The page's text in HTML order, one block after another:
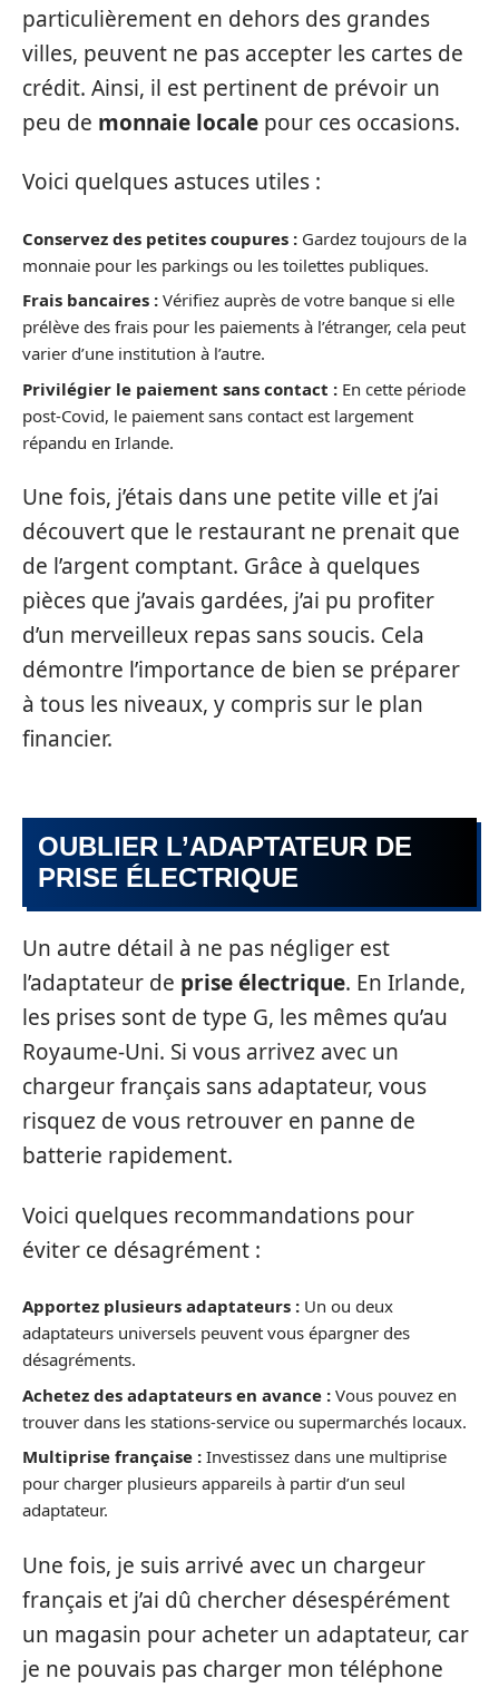
particulièrement en dehors des grandes
villes, peuvent ne pas accepter les cartes de
crédit. Ainsi, il est pertinent de prévoir un
peu de monnaie locale pour ces occasions.
Voici quelques astuces utiles :
Conservez des petites coupures : Gardez toujours de la
monnaie pour les parkings ou les toilettes publiques.
Frais bancaires : Vérifiez auprès de votre banque si elle
prélève des frais pour les paiements à l’étranger, cela peut
varier d’une institution à l’autre.
Privilégier le paiement sans contact : En cette période
post-Covid, le paiement sans contact est largement
répandu en Irlande.
Une fois, j’étais dans une petite ville et j’ai
découvert que le restaurant ne prenait que
de l’argent comptant. Grâce à quelques
pièces que j’avais gardées, j’ai pu profiter
d’un merveilleux repas sans soucis. Cela
démontre l’importance de bien se préparer
à tous les niveaux, y compris sur le plan
financier.
OUBLIER L’ADAPTATEUR DE
PRISE ÉLECTRIQUE
Un autre détail à ne pas négliger est
l’adaptateur de prise électrique. En Irlande,
les prises sont de type G, les mêmes qu’au
Royaume-Uni. Si vous arrivez avec un
chargeur français sans adaptateur, vous
risquez de vous retrouver en panne de
batterie rapidement.
Voici quelques recommandations pour
éviter ce désagrément :
Apportez plusieurs adaptateurs : Un ou deux
adaptateurs universels peuvent vous épargner des
désagréments.
Achetez des adaptateurs en avance : Vous pouvez en
trouver dans les stations-service ou supermarchés locaux.
Multiprise française : Investissez dans une multiprise
pour charger plusieurs appareils à partir d’un seul
adaptateur.
Une fois, je suis arrivé avec un chargeur
français et j’ai dû chercher désespérément
un magasin pour acheter un adaptateur, car
je ne pouvais pas charger mon téléphone